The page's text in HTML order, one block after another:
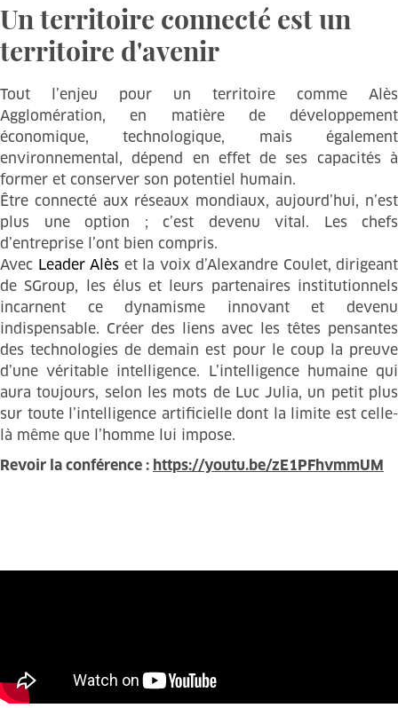
Un territoire connecté est un
territoire d'avenir
Tout l’enjeu pour un territoire comme Alès
Agglomération, en matière de développement
économique, technologique, mais également
environnemental, dépend en effet de ses capacités à
former et conserver son potentiel humain.
Être connecté aux réseaux mondiaux, aujourd’hui, n’est
plus une option ; c’est devenu vital. Les chefs
d’entreprise l’ont bien compris.
Avec Leader Alès et la voix d’Alexandre Coulet, dirigeant
de SGroup, les élus et leurs partenaires institutionnels
incarnent ce dynamisme innovant et devenu
indispensable. Créer des liens avec les têtes pensantes
des technologies de demain est pour le coup la preuve
d’une véritable intelligence. L’intelligence humaine qui
aura toujours, selon les mots de Luc Julia, un petit plus
sur toute l’intelligence artificielle dont la limite est celle-
là même que l’homme lui impose.
Revoir la conférence : https://youtu.be/zE1PFhvmmUM